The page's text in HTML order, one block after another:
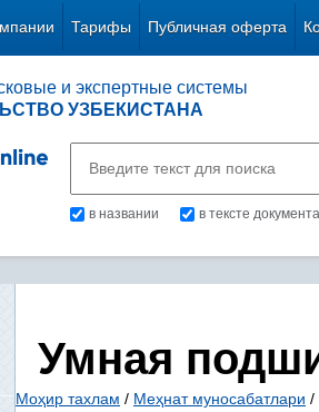
Тарифы Публичная оферта
и экспертные системы
УЗБЕКИСТАНА
в названии в тексте документа
Умная
Моҳир тахлам / Меҳнат муносабатлари /